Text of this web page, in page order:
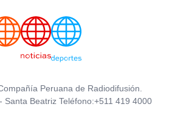
Peruana de Radiodifusión.
Santa Beatriz Teléfono:+511 419 4000